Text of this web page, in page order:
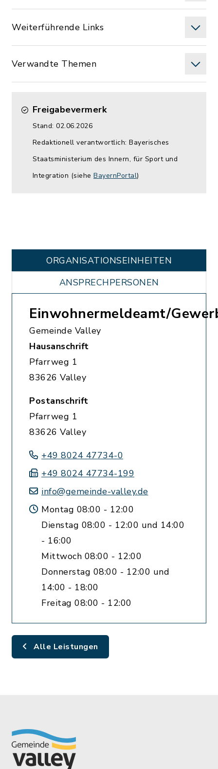
Weiterführende Links
Verwandte Themen
Freigabevermerk
Stand: 02.06.2026
Redaktionell verantwortlich: Bayerisches
Staatsministerium des Innern, für Sport und
Integration (siehe BayernPortal)
ORGANISATIONS­EINHEITEN
ANSPRECHPERSONEN
Einwohnermeldeamt/
Gemeinde Valley
Hausanschrift
Pfarrweg 1
83626 Valley
Postanschrift
Pfarrweg 1
83626 Valley
+49 8024 47734-0
+49 8024 47734-199
info@gemeinde-valley.de
Montag 08:00 - 12:00
Dienstag 08:00 - 12:00 und 14:00
- 16:00
Mittwoch 08:00 - 12:00
Donnerstag 08:00 - 12:00 und
14:00 - 18:00
Freitag 08:00 - 12:00
Alle Leistungen